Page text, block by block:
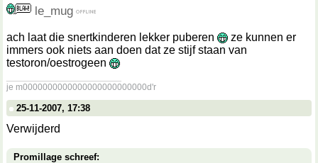
le_mug
ach laat die snertkinderen lekker puberen
ze kunnen er
immers ook niets aan doen dat ze stijf staan van
testoron/oestrogeen
je m0000000000000000000000000d'r
25-11-2007, 17:38
Verwijderd
Promillage schreef: